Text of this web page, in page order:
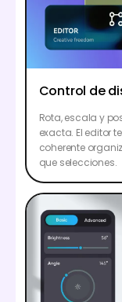
Control de
Rota, escala y
exacta. El editor
coherente
que selecciones.